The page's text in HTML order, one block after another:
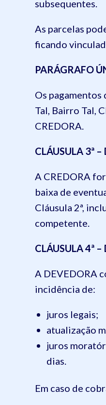
subsequentes.
As parcelas
ficando
PARÁGRAFO
Os
Tal, Bairro Tal,
CREDORA.
CLÁUSULA 3ª
A CREDORA
baixa de
Cláusula 2ª,
competente.
CLÁUSULA 4ª
A DEVEDORA
incidência de:
juros legais;
atualização
juros
dias.
Em caso de